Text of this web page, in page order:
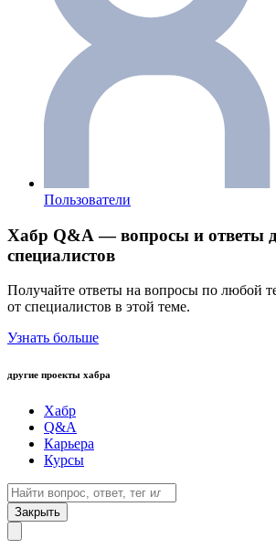
Пользователи
Хабр Q&A — вопросы и ответы
специалистов
Получайте ответы на вопросы по любой
от специалистов в этой теме.
Узнать больше
другие проекты хабра
Хабр
Q&A
Карьера
Курсы
Закрыть